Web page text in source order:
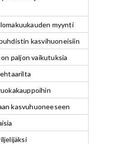
myynti
kasvihuoneisiin
paljon vaikutuksia
kasvuhuoneeseen